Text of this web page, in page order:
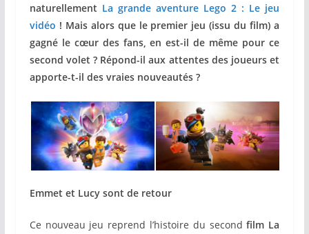
naturellement La grande aventure Lego 2 : Le jeu
vidéo ! Mais alors que le premier jeu (issu du film) a
gagné le cœur des fans, en est-il de même pour ce
second volet ? Répond-il aux attentes des joueurs et
apporte-t-il des vraies nouveautés ?
Emmet et Lucy sont de retour
Ce nouveau jeu reprend l’histoire du secondfilm La